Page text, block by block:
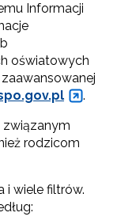
Informacji
oświatowych
.
rodzicom
i wiele filtrów.